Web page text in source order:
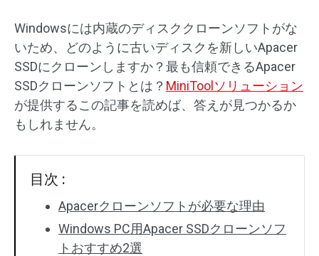
Windowsには内蔵のディスククローンソフトがな
いため、どのように古いディスクを新しいApacer
SSDにクローンしますか？最も信頼できるApacer
SSDクローンソフトとは？ MiniToolソリューション
が提供するこの記事を読めば、答えが見つかるか
もしれません。
目次 :
Apacerクローンソフトが必要な理由
Windows PC用Apacer SSDクローンソフ
トおすすめ2選